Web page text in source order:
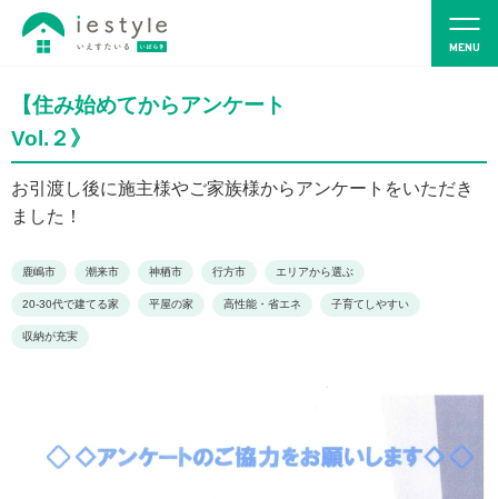
【住み始めてからアンケート
Vol.２》
お引渡し後に施主様やご家族様からアンケートをいただき
ました！
鹿嶋市 潮来市 神栖市 行方市 エリアから選ぶ
20-30代で建てる家 平屋の家 高性能・省エネ 子育てしやすい
収納が充実